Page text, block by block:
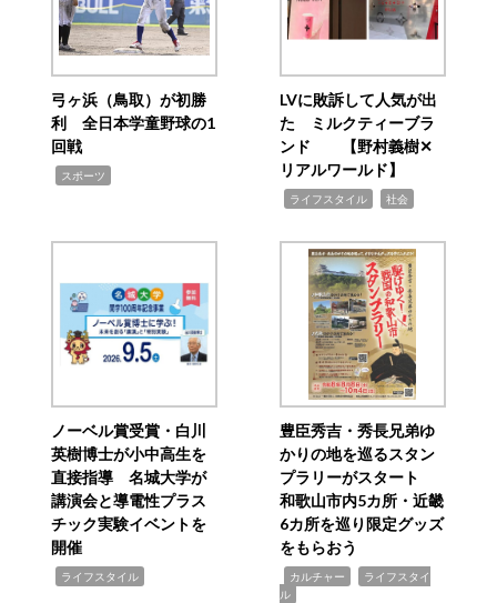
弓ヶ浜（鳥取）が初勝
利 全日本学童野球の1
回戦
スポーツ
LVに敗訴して人気が出
た ミルクティーブラ
ンド 【野村義樹✕
リアルワールド】
ライフスタイル 社会
ノーベル賞受賞・白川
英樹博士が小中高生を
直接指導 名城大学が
講演会と導電性プラス
チック実験イベントを
開催
ライフスタイル
豊臣秀吉・秀長兄弟ゆ
かりの地を巡るスタン
プラリーがスタート
和歌山市内5カ所・近畿
6カ所を巡り限定グッズ
をもらおう
カルチャー
ライフスタイ
ル